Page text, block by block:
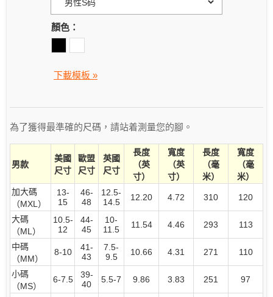
顏色：
下載模板 »
為了獲得最準確的尺碼，請站着測量您的腳。
男款
美國
尺寸
歐盟
尺寸
英國
尺寸
長度
（英
寸）
寬度
（英
寸）
長度
（毫
米）
寬度
（毫
米）
加大碼
（MXL）
13-
15
46-
48
12.5-
14.5
12.20 4.72 310 120
大碼
（ML）
10.5-
12
44-
45
10-
11.5
11.54 4.46 293 113
中碼
（MM）
8-10
41-
43
7.5-
9.5
10.66 4.31 271 110
小碼
（MS）
6-7.5
39-
40
5.5-7 9.86 3.83 251 97